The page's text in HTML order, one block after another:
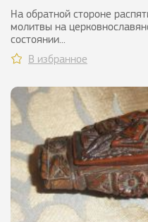
На обратной стороне
молитвы на
состоянии...
В избранное